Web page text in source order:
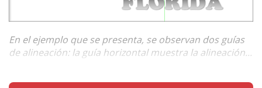
En el ejemplo que se presenta, se observan dos guías
de alineación: la guía horizontal muestra la alineación...